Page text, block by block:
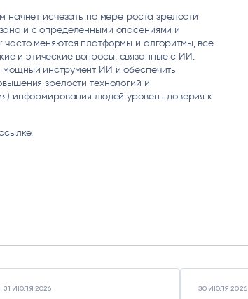
начнет исчезать по мере роста зрелости
и с определенными опасениями и
меняются платформы и алгоритмы, все
и этические вопросы, связанные с ИИ.
инструмент ИИ и обеспечить
зрелости технологий и
информирования людей уровень доверия к
.
31 ИЮЛЯ 2026 30 ИЮЛЯ 2026